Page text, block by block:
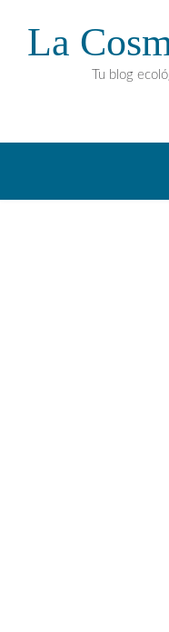
La
Tu blog